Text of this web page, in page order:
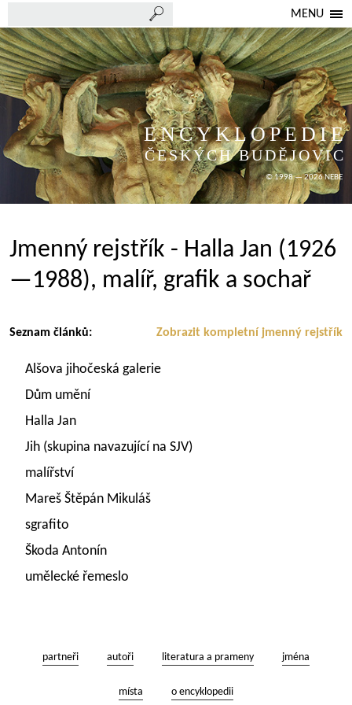
MENU
ENCYKLOPEDIE
ČESKÝCH BUDĚJOVIC
© 1998 — 2026 NEBE
Jmenný rejstřík - Halla Jan (1926
—1988), malíř, grafik a sochař
Zobrazit kompletní jmenný rejstřík
Seznam článků:
Alšova jihočeská galerie
Dům umění
Halla Jan
Jih (skupina navazující na SJV)
malířství
Mareš Štěpán Mikuláš
sgrafito
Škoda Antonín
umělecké řemeslo
partneři autoři literatura a prameny jména
místa o encyklopedii